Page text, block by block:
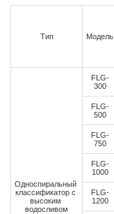
Тип Модель
Односпиральный
классификатор с
высоким
водосливом
FLG-
300
FLG-
500
FLG-
750
FLG-
1000
FLG-
1200